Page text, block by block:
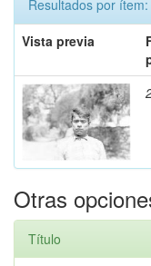
Resultados por ítem:
Vista previa
Otras
Título